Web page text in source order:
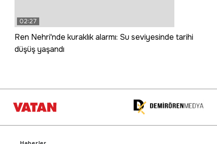
02:27
Ren Nehri'nde kuraklık alarmı: Su seviyesinde tarihi
düşüş yaşandı